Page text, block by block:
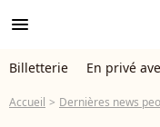
menu
Billetterie En privé
Accueil Dernières news